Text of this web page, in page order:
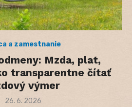
a zamestnanie
Mzda, plat,
transparentne čítať
výmer
Posted
26. 6. 2026